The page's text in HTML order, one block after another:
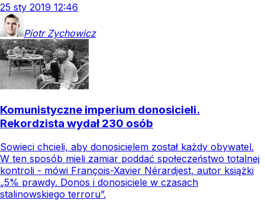
25 sty 2019 12:46
Piotr Zychowicz
Komunistyczne imperium donosicieli.
Rekordzista wydał 230 osób
Sowieci chcieli, aby donosicielem został każdy obywatel.
W ten sposób mieli zamiar poddać społeczeństwo totalnej
kontroli - mówi François-Xavier Nérardjest, autor książki
„5% prawdy. Donos i donosiciele w czasach
stalinowskiego terroru”.